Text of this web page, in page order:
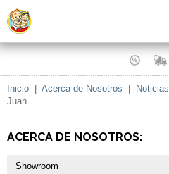
Inicio Acerca de Nosotros Noticias
Juan
ACERCA DE NOSOTROS:
Showroom